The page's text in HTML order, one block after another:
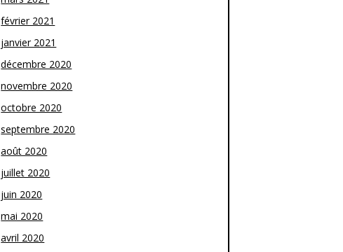
février 2021
janvier 2021
décembre 2020
novembre 2020
octobre 2020
septembre 2020
août 2020
juillet 2020
juin 2020
mai 2020
avril 2020